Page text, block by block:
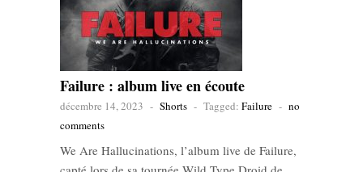
Failure : album live en écoute
décembre 14, 2023 - Shorts - Tagged: Failure - no
comments
We Are Hallucinations, l’album live de Failure,